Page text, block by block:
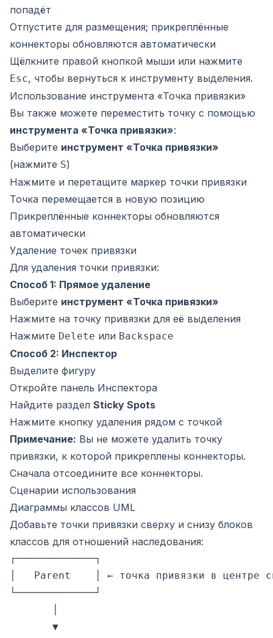
попадёт
Отпустите для размещения; прикреплённые
коннекторы обновляются автоматически
Щёлкните правой кнопкой мыши или нажмите
Esc, чтобы вернуться к инструменту выделения.
Использование инструмента «Точка привязки»
Вы также можете переместить точку с помощью
инструмента «Точка привязки»:
Выберите инструмент «Точка привязки»
(нажмите S)
Нажмите и перетащите маркер точки привязки
Точка перемещается в новую позицию
Прикреплённые коннекторы обновляются
автоматически
Удаление точек привязки
Для удаления точки привязки:
Способ 1: Прямое удаление
Выберите инструмент «Точка привязки»
Нажмите на точку привязки для её выделения
Нажмите Delete или Backspace
Способ 2: Инспектор
Выделите фигуру
Откройте панель Инспектора
Найдите раздел Sticky Spots
Нажмите кнопку удаления рядом с точкой
Примечание: Вы не можете удалить точку
привязки, к которой прикреплены коннекторы.
Сначала отсоедините все коннекторы.
Сценарии использования
Диаграммы классов UML
Добавьте точки привязки сверху и снизу блоков
классов для отношений наследования:
┌─────────────┐
│   Parent    │ ← точка привязки в центре
└─────────────┘
       ▼